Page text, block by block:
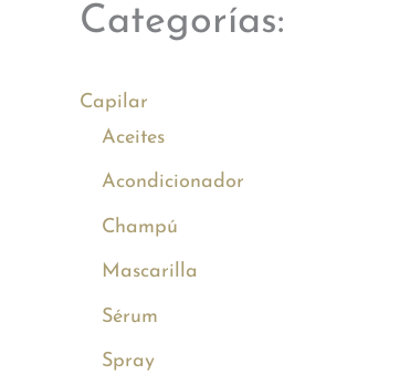
Categorías:
Capilar
Aceites
Acondicionador
Champú
Mascarilla
Sérum
Spray